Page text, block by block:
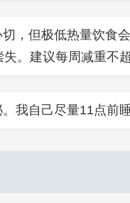
，但极低热量饮食
。建议每周减重不
我自己尽量11点前